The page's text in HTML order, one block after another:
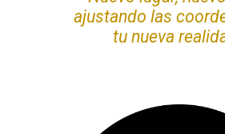
ajustando las
tu nueva